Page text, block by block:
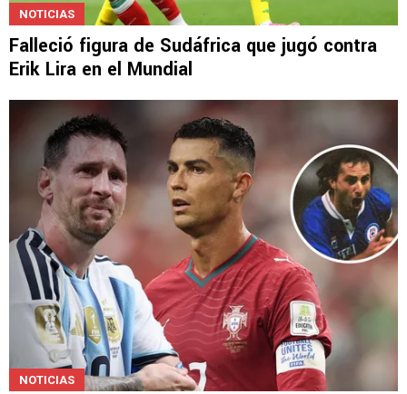
Falleció figura de Sudáfrica que jugó contra
Erik Lira en el Mundial